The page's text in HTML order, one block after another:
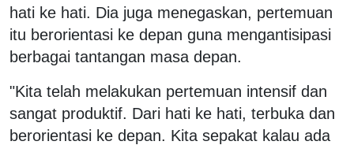
hati ke hati. Dia juga menegaskan, pertemuan
itu berorientasi ke depan guna mengantisipasi
berbagai tantangan masa depan.
"Kita telah melakukan pertemuan intensif dan
sangat produktif. Dari hati ke hati, terbuka dan
berorientasi ke depan. Kita sepakat kalau ada